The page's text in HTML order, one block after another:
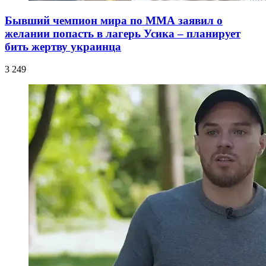
Бывший чемпион мира по ММА заявил о
желании попасть в лагерь Усика – планирует
бить жертву украинца
3 249